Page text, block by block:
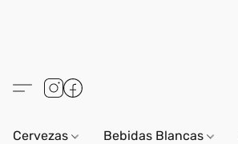
Cervezas Bebidas Blancas